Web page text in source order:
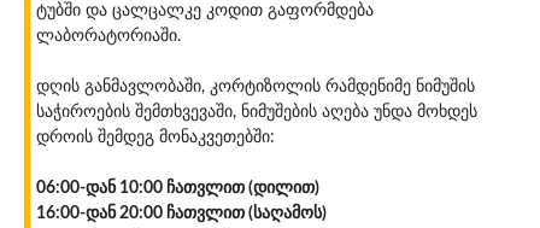
ტუბში და ცალცალკე კოდით გაფორმდება
ლაბორატორიაში.
დღის განმავლობაში, კორტიზოლის რამდენიმე ნიმუშის
საჭიროების შემთხვევაში, ნიმუშების აღება უნდა მოხდეს
დროის შემდეგ მონაკვეთებში:
06:00-დან 10:00 ჩათვლით (დილით)
16:00-დან 20:00 ჩათვლით (საღამოს)